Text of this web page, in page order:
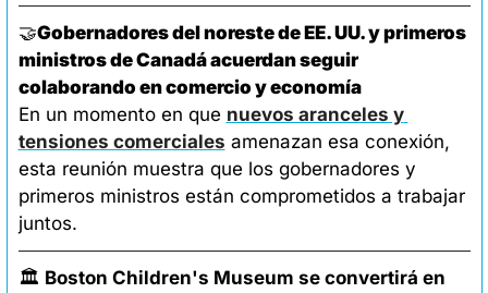
🤝Gobernadores del noreste de EE. UU. y primeros
ministros de Canadá acuerdan seguir
colaborando en comercio y economía
En un momento en que nuevos aranceles y
tensiones comerciales amenazan esa conexión,
esta reunión muestra que los gobernadores y
primeros ministros están comprometidos a trabajar
juntos.
🏛️ Boston Children's Museum se convertirá en